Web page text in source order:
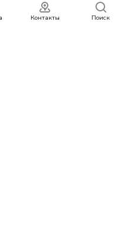
Контакты Поиск